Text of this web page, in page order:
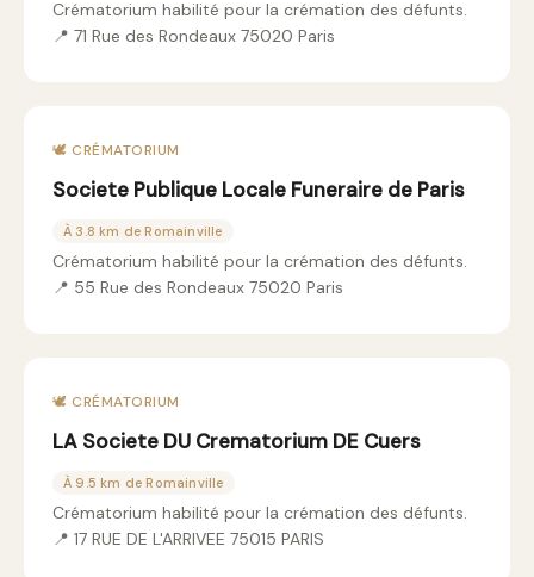
Crématorium habilité pour la crémation des défunts.
📍 71 Rue des Rondeaux 75020 Paris
🕊️ CRÉMATORIUM
Societe Publique Locale Funeraire de Paris
À 3.8 km de Romainville
Crématorium habilité pour la crémation des défunts.
📍 55 Rue des Rondeaux 75020 Paris
🕊️ CRÉMATORIUM
LA Societe DU Crematorium DE Cuers
À 9.5 km de Romainville
Crématorium habilité pour la crémation des défunts.
📍 17 RUE DE L'ARRIVEE 75015 PARIS